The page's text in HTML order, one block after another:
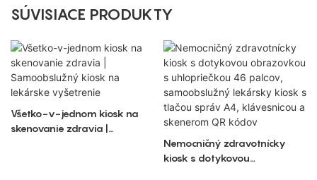
SÚVISIACE PRODUKTY
Všetko-v-jednom kiosk na
skenovanie zdravia |
Nemocničný zdravotnícky
kiosk s dotykovou